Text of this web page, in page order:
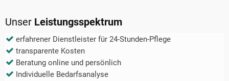
Unser Leistungsspektrum
erfahrener Dienstleister für 24-Stunden-Pflege
transparente Kosten
Beratung online und persönlich
Individuelle Bedarfsanalyse